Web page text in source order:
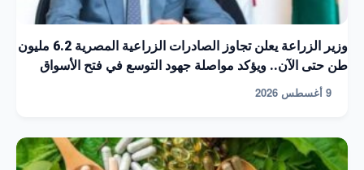
وزير الزراعة يعلن تجاوز الصادرات الزراعية المصرية 6.2 مليون
طن حتى الآن.. ويؤكد مواصلة جهود التوسع في فتح الأسواق
9 أغسطس 2026